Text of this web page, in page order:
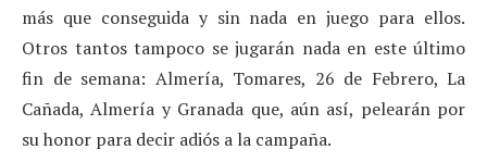
más que conseguida y sin nada en juego para ellos.
Otros tantos tampoco se jugarán nada en este último
fin de semana: Almería, Tomares, 26 de Febrero, La
Cañada, Almería y Granada que, aún así, pelearán por
su honor para decir adiós a la campaña.